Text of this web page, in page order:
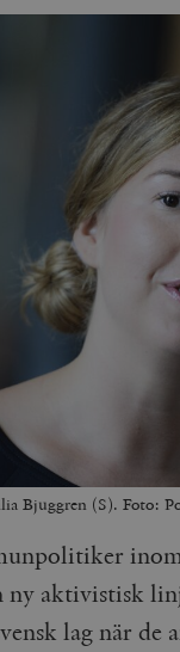
Bjuggren (S). Foto:
ny aktivistisk
lag när de